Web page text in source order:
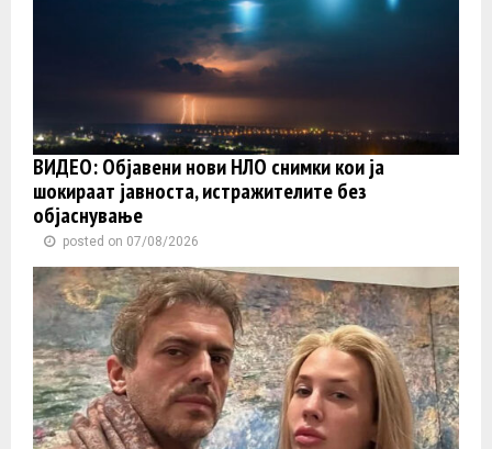
ВИДЕО: Објавени нови НЛО снимки кои ја
шокираат јавноста, истражителите без
објаснување
posted on 07/08/2026